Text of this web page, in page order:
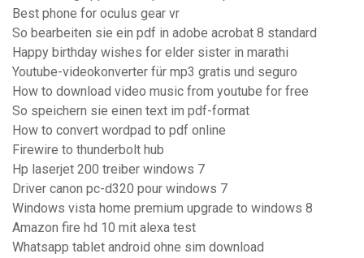
Best phone for oculus gear vr
So bearbeiten sie ein pdf in adobe acrobat 8 ​​standard
Happy birthday wishes for elder sister in marathi
Youtube-videokonverter für mp3 gratis und seguro
How to download video music from youtube for free
So speichern sie einen text im pdf-format
How to convert wordpad to pdf online
Firewire to thunderbolt hub
Hp laserjet 200 treiber windows 7
Driver canon pc-d320 pour windows 7
Windows vista home premium upgrade to windows 8
Amazon fire hd 10 mit alexa test
Whatsapp tablet android ohne sim download